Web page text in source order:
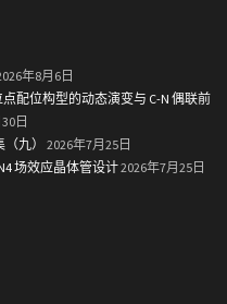
年8月6日
配位构型的动态演变与 C-N 偶联前
日
九）
2026年7月25日
场效应晶体管设计2026年7月25日